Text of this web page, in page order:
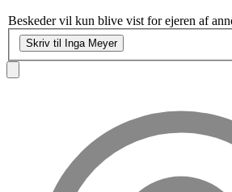
Beskeder vil kun blive vist for ejeren af
Skriv til Inga Meyer